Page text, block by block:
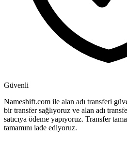
Güvenli
Nameshift.com ile alan adı transferi
bir transfer sağlıyoruz ve alan adı
satıcıya ödeme yapıyoruz. Transfer
tamamını iade ediyoruz.